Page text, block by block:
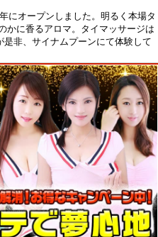
にオープンしました。明るく本場タ
かに香るアロマ。タイマッサージは
是非、サイナムプーンにて体験して